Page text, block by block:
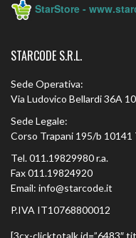
StarStore -
STARCODE S.R.L.
Sede Operativa:
Via Ludovico Bellardi 36A
Sede Legale:
Corso Trapani 195/b 10141
Tel. 011.19829980 r.a.
Fax 011.19824920
Email: info@starcode.it
P.IVA IT10768800012
[3cx-clicktotalk id=”6483″